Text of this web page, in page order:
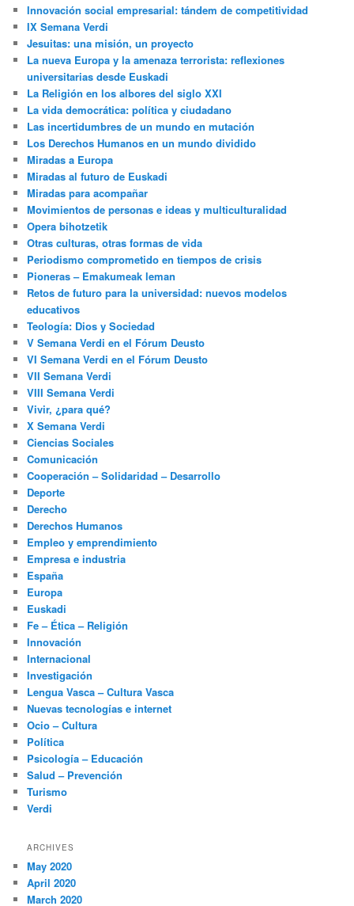
Innovación social empresarial: tándem de competitividad
IX Semana Verdi
Jesuitas: una misión, un proyecto
La nueva Europa y la amenaza terrorista: reflexiones
universitarias desde Euskadi
La Religión en los albores del siglo XXI
La vida democrática: política y ciudadano
Las incertidumbres de un mundo en mutación
Los Derechos Humanos en un mundo dividido
Miradas a Europa
Miradas al futuro de Euskadi
Miradas para acompañar
Movimientos de personas e ideas y multiculturalidad
Opera bihotzetik
Otras culturas, otras formas de vida
Periodismo comprometido en tiempos de crisis
Pioneras – Emakumeak leman
Retos de futuro para la universidad: nuevos modelos
educativos
Teología: Dios y Sociedad
V Semana Verdi en el Fórum Deusto
VI Semana Verdi en el Fórum Deusto
VII Semana Verdi
VIII Semana Verdi
Vivir, ¿para qué?
X Semana Verdi
Ciencias Sociales
Comunicación
Cooperación – Solidaridad – Desarrollo
Deporte
Derecho
Derechos Humanos
Empleo y emprendimiento
Empresa e industria
España
Europa
Euskadi
Fe – Ética – Religión
Innovación
Internacional
Investigación
Lengua Vasca – Cultura Vasca
Nuevas tecnologías e internet
Ocio – Cultura
Política
Psicología – Educación
Salud – Prevención
Turismo
Verdi
ARCHIVES
May 2020
April 2020
March 2020